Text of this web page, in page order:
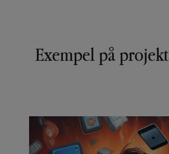
Exempel på projekt